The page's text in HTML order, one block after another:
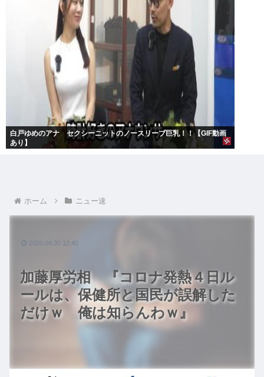
白戸ゆめのアナ セクシーニットのノースリーブ巨乳！！【GIF動画
あり】
ホーム ニュー速
加藤厚労相 『コロナ発熱４日ル
ールは、保健所と国民が誤解した
だけｗ 俺は知らんわｗ』
2020.04.30 12:40